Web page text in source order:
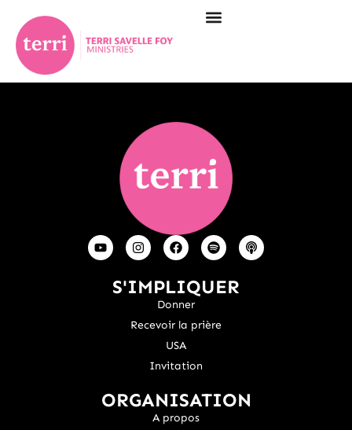
S'IMPLIQUER
Donner
Recevoir la prière
USA
Invitation
ORGANISATION
A propos